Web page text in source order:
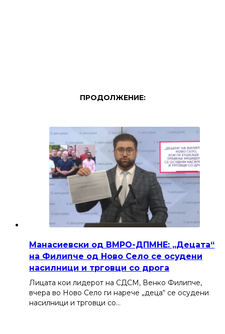
ПРОДОЛЖЕНИЕ:
Манасиевски од ВМРО-ДПМНЕ: „Децата“
на Филипче од Ново Село се осудени
насилници и трговци со дрога
Лицата кои лидерот на СДСМ, Венко Филипче,
вчера во Ново Село ги нарече „деца“ се осудени
насилници и трговци со…